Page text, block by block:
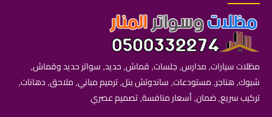
مظلات سيارات, مدارس, جلسات, قماش, حديد, سواتر حديد وقماش,
شبوك, هناجر, مستودعات, ساندوتش بنل, ترميم مباني, ملاحق, دهانات,
تركيب سريع, ضمان, أسعار منافسة, تصميم عصري